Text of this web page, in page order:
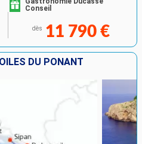
Conseil
dès 11 790 €
DU PONANT